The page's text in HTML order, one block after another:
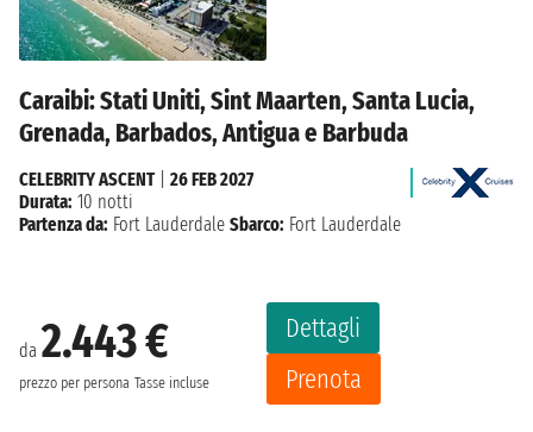
Caraibi: Stati Uniti, Sint Maarten, Santa Lucia,
Grenada, Barbados, Antigua e Barbuda
da 2.443 €
prezzo per persona Tasse incluse
Dettagli
Prenota
CELEBRITY ASCENT| 26 FEB 2027
Durata: 10 notti
Partenza da: Fort Lauderdale Sbarco: Fort Lauderdale